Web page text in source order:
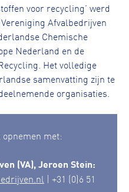
voor recycling’ werd
Afvalbedrijven
Chemische
Nederland en de
Het volledige
samenvatting zijn te
organisaties.
met:
(VA), Jeroen Stein:
| +31 (0)6 51